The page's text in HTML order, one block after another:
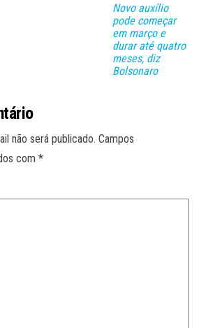
Novo auxílio
pode começar
em março e
durar até quatro
meses, diz
Bolsonaro
não será publicado. Campos
com *